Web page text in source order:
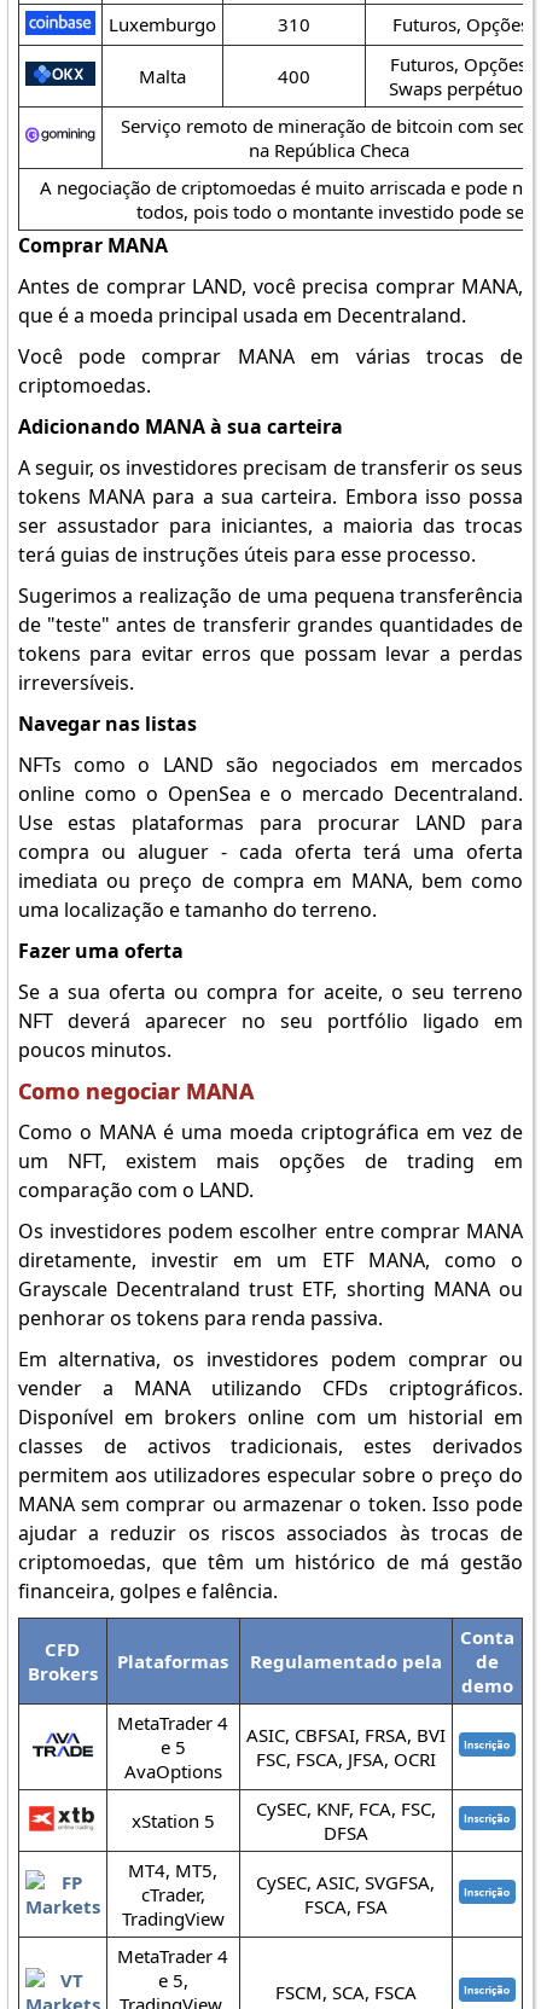
Luxemburgo
310 Futuros, Opções
Malta 400
Futuros, Opções,
Swaps perpétuos
Serviço remoto de mineração de bitcoin com sede
na República Checa
A negociação de criptomoedas é muito arriscada e pode
todos, pois todo o montante investido pode ser
Comprar MANA
Antes de comprar LAND, você precisa comprar MANA,
que é a moeda principal usada em Decentraland.
Você pode comprar MANA em várias trocas de
criptomoedas.
Adicionando MANA à sua carteira
A seguir, os investidores precisam de transferir os seus
tokens MANA para a sua carteira. Embora isso possa
ser assustador para iniciantes, a maioria das trocas
terá guias de instruções úteis para esse processo.
Sugerimos a realização de uma pequena transferência
de "teste" antes de transferir grandes quantidades de
tokens para evitar erros que possam levar a perdas
irreversíveis.
Navegar nas listas
NFTs como o LAND são negociados em mercados
online como o OpenSea e o mercado Decentraland.
Use estas plataformas para procurar LAND para
compra ou aluguer - cada oferta terá uma oferta
imediata ou preço de compra em MANA, bem como
uma localização e tamanho do terreno.
Fazer uma oferta
Se a sua oferta ou compra for aceite, o seu terreno
NFT deverá aparecer no seu portfólio ligado em
poucos minutos.
Como negociar MANA
Como o MANA é uma moeda criptográfica em vez de
um NFT, existem mais opções de trading em
comparação com o LAND.
Os investidores podem escolher entre comprar MANA
diretamente, investir em um ETF MANA, como o
Grayscale Decentraland trust ETF, shorting MANA ou
penhorar os tokens para renda passiva.
Em alternativa, os investidores podem comprar ou
vender a MANA utilizando CFDs criptográficos.
Disponível em brokers online com um historial em
classes de activos tradicionais, estes derivados
permitem aos utilizadores especular sobre o preço do
MANA sem comprar ou armazenar o token. Isso pode
ajudar a reduzir os riscos associados às trocas de
criptomoedas, que têm um histórico de má gestão
financeira, golpes e falência.
CFD
Brokers
Plataformas Regulamentado pela
Conta
de
demo
MetaTrader 4
e 5
AvaOptions
ASIC, CBFSAI, FRSA, BVI
FSC, FSCA, JFSA, OCRI
xStation 5
CySEC, KNF, FCA, FSC,
DFSA
MT4, MT5,
cTrader,
TradingView
CySEC, ASIC, SVGFSA,
FSCA, FSA
MetaTrader 4
e 5,
FSCM, SCA, FSCA